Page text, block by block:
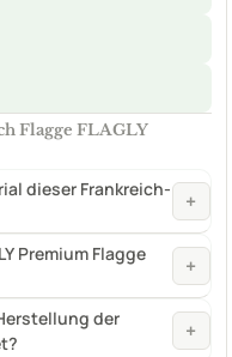
Flagge FLAGLY
dieser Frankreich-
+
Premium Flagge
+
der
+